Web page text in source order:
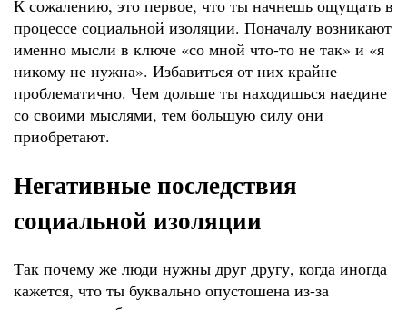
К сожалению, это первое, что ты начнешь ощущать в
процессе социальной изоляции. Поначалу возникают
именно мысли в ключе «со мной что-то не так» и «я
никому не нужна». Избавиться от них крайне
проблематично. Чем дольше ты находишься наедине
со своими мыслями, тем большую силу они
приобретают.
Негативные последствия
социальной изоляции
Так почему же люди нужны друг другу, когда иногда
кажется, что ты буквально опустошена из-за